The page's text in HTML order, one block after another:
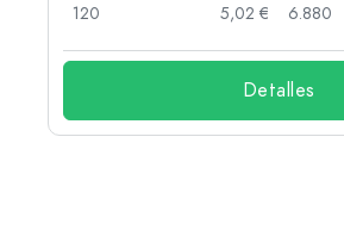
120
5,02 €
6.880
Detalles